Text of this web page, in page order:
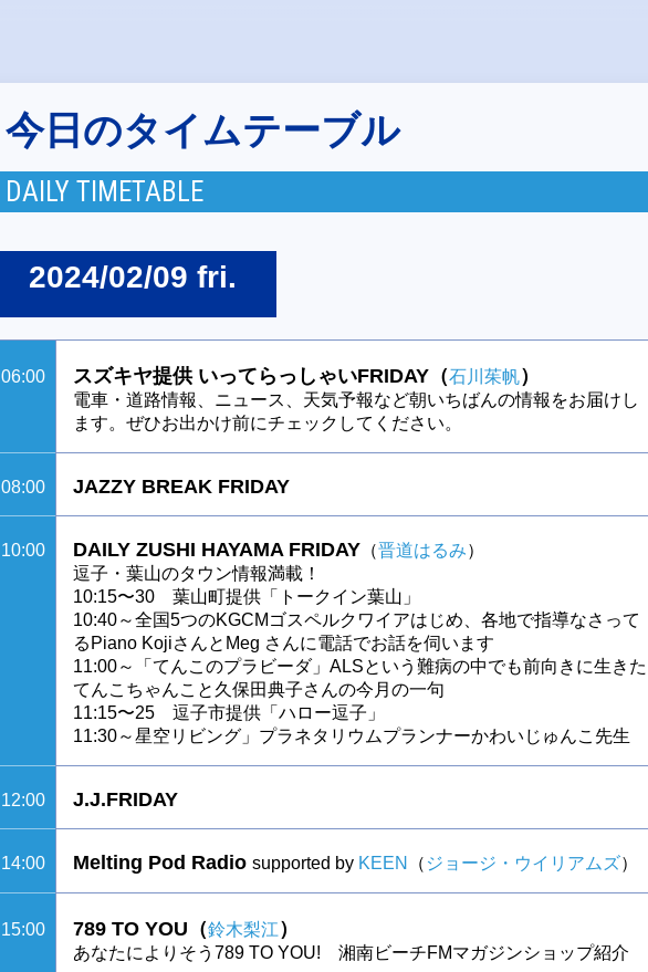
今日のタイムテーブル
DAILY TIMETABLE
2024/02/09 fri.
06:00 スズキヤ提供 いってらっしゃいFRIDAY（石川茱帆）
電車・道路情報、ニュース、天気予報など朝いちばんの情報をお届けし
ます。ぜひお出かけ前にチェックしてください。
08:00 JAZZY BREAK FRIDAY
10:00 DAILY ZUSHI HAYAMA FRIDAY （晋道はるみ）
逗子・葉山のタウン情報満載！
10:15〜30 葉山町提供「トークイン葉山」
10:40～全国5つのKGCMゴスペルクワイアはじめ、各地で指導なさって
るPiano KojiさんとMeg さんに電話でお話を伺います
11:00～「てんこのプラビーダ」ALSという難病の中でも前向きに生きた
てんこちゃんこと久保田典子さんの今月の一句
11:15〜25 逗子市提供「ハロー逗子」
11:30～星空リビング」プラネタリウムプランナーかわいじゅんこ先生
12:00 J.J.FRIDAY
14:00 Melting Pod Radio supported by KEEN （ ジョージ・ウイリアムズ）
15:00 789 TO YOU（鈴木梨江）
あなたによりそう789 TO YOU! 湘南ビーチFMマガジンショップ紹介